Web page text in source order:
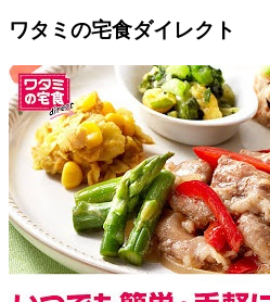
ワタミの宅食ダイレクト